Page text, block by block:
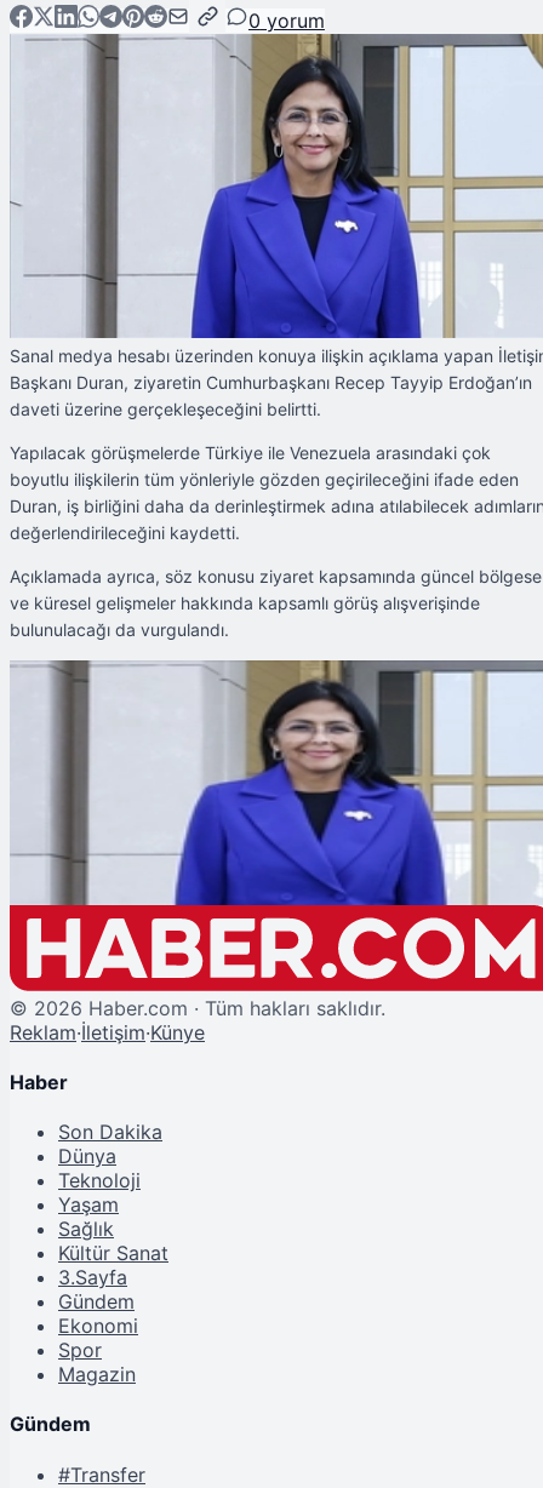
0 yorum
Sanal medya hesabı üzerinden konuya ilişkin açıklama yapan
Başkanı Duran, ziyaretin Cumhurbaşkanı Recep Tayyip Erdoğan’ın
daveti üzerine gerçekleşeceğini belirtti.
Yapılacak görüşmelerde Türkiye ile Venezuela arasındaki çok
boyutlu ilişkilerin tüm yönleriyle gözden geçirileceğini ifade eden
Duran, iş birliğini daha da derinleştirmek adına atılabilecek
değerlendirileceğini kaydetti.
Açıklamada ayrıca, söz konusu ziyaret kapsamında güncel
ve küresel gelişmeler hakkında kapsamlı görüş alışverişinde
bulunulacağı da vurgulandı.
Venezuela Cumhurbaşkanı Vekili Delcy Rodriguez Türkiye'ye Geliyor
© 2026 Haber.com · Tüm hakları saklıdır.
Reklam·İletişim·Künye
Haber
Son Dakika
Dünya
Teknoloji
Yaşam
Sağlık
Kültür Sanat
3.Sayfa
Gündem
Ekonomi
Spor
Magazin
Gündem
#Transfer